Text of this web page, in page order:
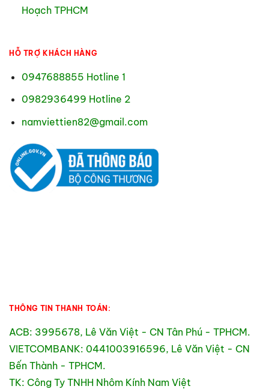
Hoạch TPHCM
HỖ TRỢ KHÁCH HÀNG
0947688855 Hotline 1
0982936499 Hotline 2
namviettien82@gmail.com
THÔNG TIN THANH TOÁN:
ACB: 3995678, Lê Văn Việt - CN Tân Phú - TPHCM.
VIETCOMBANK: 0441003916596, Lê Văn Việt - CN
Bến Thành - TPHCM.
TK: Công Ty TNHH Nhôm Kính Nam Việt